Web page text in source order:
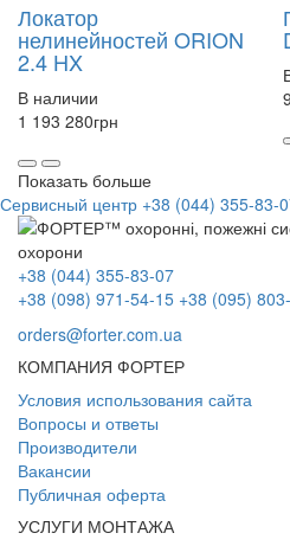
Локатор
нелинейностей ORION
2.4 HX
В наличии
1 193 280грн
Показать больше
Сервисный центр +38 (044) 355-83-
+38 (044) 355-83-07
+38 (098) 971-54-15 +38 (095)
orders@forter.com.ua
КОМПАНИЯ ФОРТЕР
Условия использования сайта
Вопросы и ответы
Производители
Вакансии
Публичная оферта
УСЛУГИ МОНТАЖА